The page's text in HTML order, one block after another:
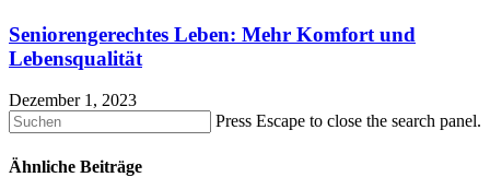
Seniorengerechtes Leben: Mehr Komfort und
Lebensqualität
Dezember 1, 2023
Press Escape to close the search panel.
Ähnliche Beiträge